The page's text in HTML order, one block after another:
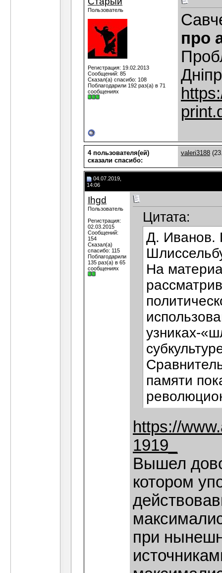
Пользователь
Регистрация: 19.02.2013
Сообщений: 85
Сказал(а) спасибо: 108
Поблагодарили 192 раз(а) в 71
сообщениях
про
4 пользователя(ей)
сказали cпасибо:
valeri3188
04.07.2019,
14:06
Ihgd
Пользователь
Регистрация:
02.03.2015
Сообщений:
154
Сказал(а)
спасибо: 115
Поблагодарили
135 раз(а) в 65
сообщениях
Цитата:
Д. Иванов.
На
узниках-
памяти
https://
1919_
Вышел
котором
при